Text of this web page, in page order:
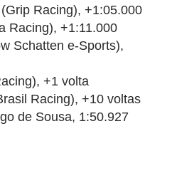
Racing), +1:05.000
Racing), +1:11.000
Schatten e-Sports),
+1 volta
Racing), +10 voltas
de Sousa, 1:50.927